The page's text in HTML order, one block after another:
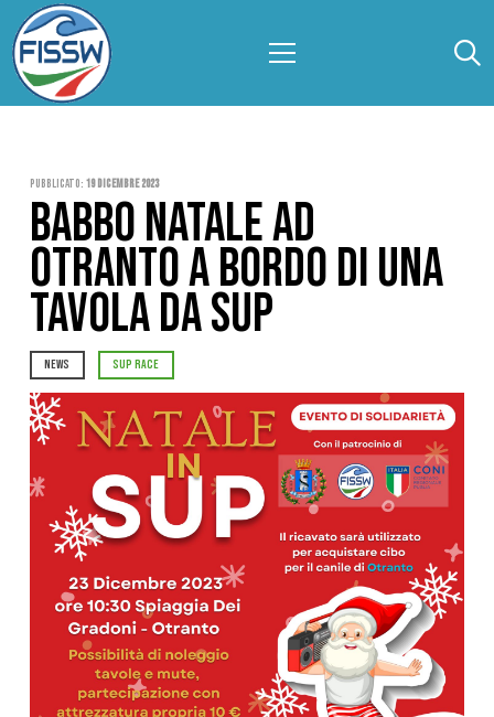
Pubblicato: 19 Dicembre 2023
BABBO NATALE AD
OTRANTO A BORDO DI UNA
TAVOLA DA SUP
NEWS SUP RACE